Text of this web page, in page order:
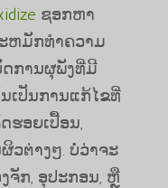
ຊອກຫາ
ຫມັກທໍາຄວາມ
ການຜຸພັງທີ່ມີ
ເປັນການແກ້ໄຂທີ່
ຮອຍເປື້ອນ,
ວຕ່າງໆ. ບໍ່ວ່າຈະ
ຈັກ, ອຸປະກອນ, ຫຼື